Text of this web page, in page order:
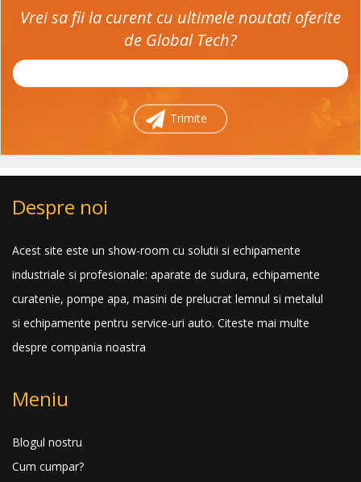
Vrei sa fii la curent cu ultimele noutati oferite
de Global Tech?
Trimite
Despre noi
Acest site este un show-room cu solutii si echipamente
industriale si profesionale: aparate de sudura, echipamente
curatenie, pompe apa, masini de prelucrat lemnul si metalul
si echipamente pentru service-uri auto. Citeste mai multe
despre compania noastra
Meniu
Blogul nostru
Cum cumpar?